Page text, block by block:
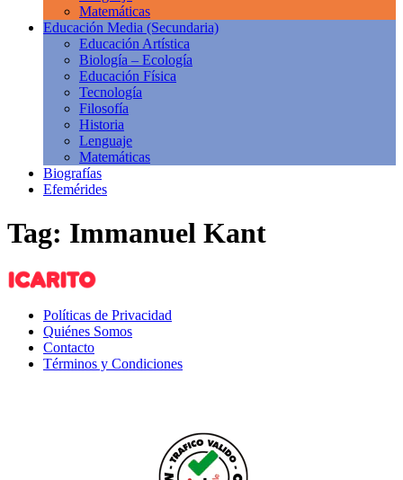
Matemáticas
Educación Media (Secundaria)
Educación Artística
Biología – Ecología
Educación Física
Tecnología
Filosofía
Historia
Lenguaje
Matemáticas
Biografías
Efemérides
Tag: Immanuel Kant
Políticas de Privacidad
Quiénes Somos
Contacto
Términos y Condiciones